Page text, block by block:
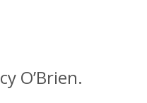
O’Brien.